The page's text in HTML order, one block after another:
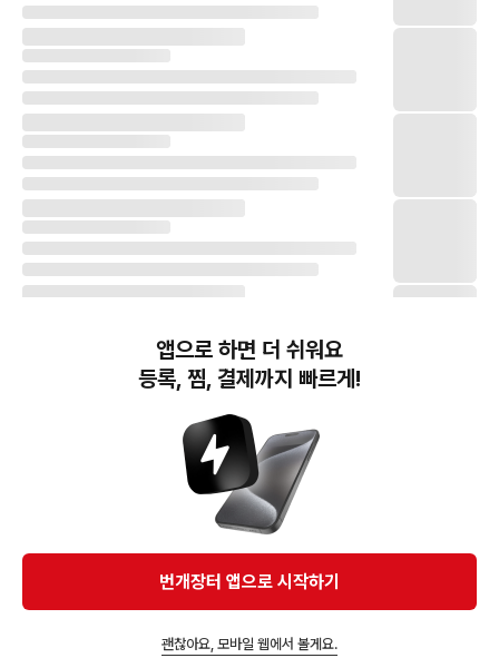
번개장터(주) 사업자정보, 이용약관 및 기타 법적고지
번개장터㈜는 통신판매중개자이며, 통신판매의 당사자가 아닙니다. 전자상거래 등에서의
소비자보호에 관한 법률 등 관련 법령 및 번개장터㈜의 약관에 따라 상품, 상품정보, 거래에 관한 책임은
개별 판매자에게 귀속하고, 번개장터㈜는 원칙적으로 회원간 거래에 대하여 책임을 지지 않습니다.
다만, 번개장터㈜가 직접 판매하는 상품에 대한 책임은 번개장터㈜에게 귀속합니다.
APP 다운로드
앱으로 하면 더 쉬워요
등록, 찜, 결제까지 빠르게!
번개장터 앱으로 시작하기
괜찮아요, 모바일 웹에서 볼게요.